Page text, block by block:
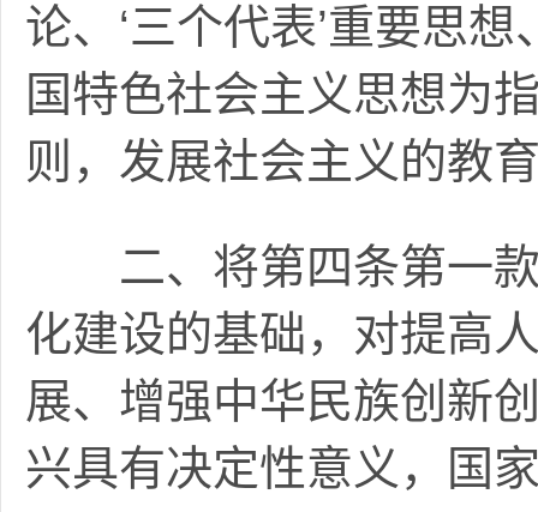
论、‘三个代表’重要思
国特色社会主义思想为
则，发展社会主义的教
二、将第四条第一款
化建设的基础，对提高
展、增强中华民族创新
兴具有决定性意义，国